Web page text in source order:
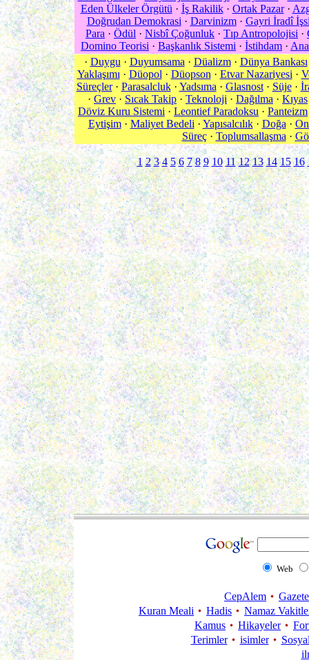
Eden Ülkeler Örgütü · İş Rakilik· Ortak Pazar·
Doğrudan Demokrasi · Darvinizm· Gayri İradî
Para · Ödül · Nisbî Çoğunluk · Tıp Antropolojisi ·
Domino Teorisi · Başkanlık Sistemi · İstihdam ·
· Duygu · Duyumsama · Düalizm· Dünya Bankası
Yaklaşımı · Düopol · Düopson · Etvar Nazariyesi ·
Süreçler· Parasalcluk· Yadsıma · Glasnost· Süje·
· Grev · Sıcak Takip · Teknoloji · Dağılma · Kıyas
Döviz Kuru Sistemi · Leontief Paradoksu · Panteizm
Eytişim· Maliyet Bedeli · Yapısalcılık· Doğa ·
Süreç· Toplumsallaşma ·
1 2 3 4 5 6 7 8 9 10 11 12 13 14 15 16
Web
CepAlem
Kuran Meali
Hadis
Namaz
Kamus
Hikayeler
Terimler
isimler